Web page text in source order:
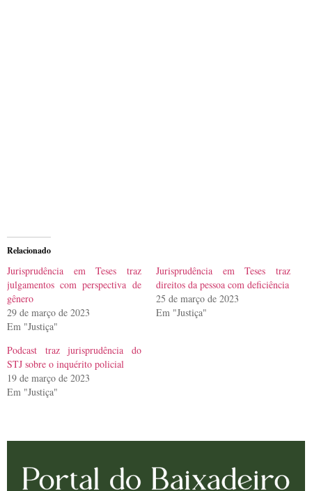
Relacionado
Jurisprudência em Teses traz
julgamentos com perspectiva de
gênero
29 de março de 2023
Em "Justiça"
Jurisprudência em Teses traz
direitos da pessoa com deficiência
25 de março de 2023
Em "Justiça"
Podcast traz jurisprudência do
STJ sobre o inquérito policial
19 de março de 2023
Em "Justiça"